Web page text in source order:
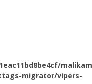
migrator/vipers-